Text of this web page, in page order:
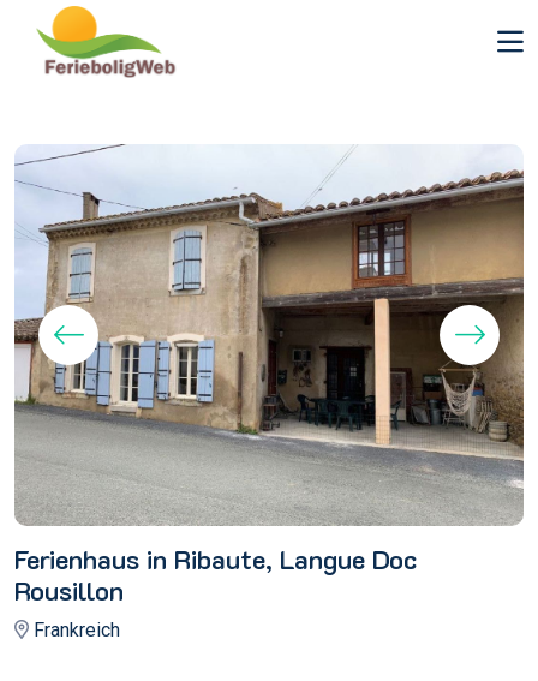
Ferienhaus in Ribaute, Langue Doc
Rousillon
Frankreich